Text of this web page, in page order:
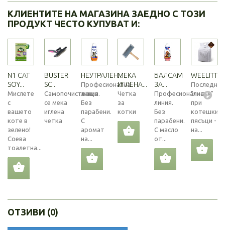
КЛИЕНТИТЕ НА МАГАЗИНА ЗАЕДНО С ТОЗИ
ПРОДУКТ ЧЕСТО КУПУВАТ И:
N1 CAT
SOY...
Мислете
с
вашето
коте в
зелено!
Соева
тоалетна...
BUSTER
SC...
Самопочистваща
се мека
иглена
четка
НЕУТРАЛЕН...
Професионална
линия.
Без
парабени.
С
аромат
на...
МЕКА
ИГЛЕНА...
Четка
за
котки
БАЛСАМ
ЗА...
Професионална
линия.
Без
парабени.
С масло
от...
"писък"
при
пясъци -
на...
ОТЗИВИ (0)